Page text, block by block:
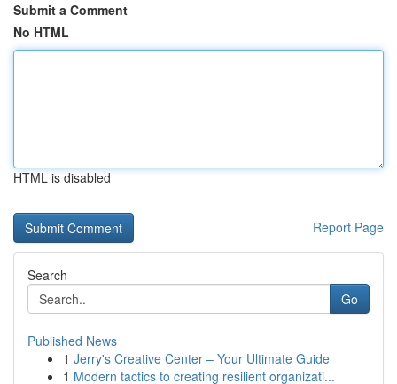
Submit a Comment
No HTML
HTML is disabled
Report Page
Search
Go
Published News
1 Jerry's Creative Center – Your Ultimate Guide
1 Modern tactics to creating resilient organizati...